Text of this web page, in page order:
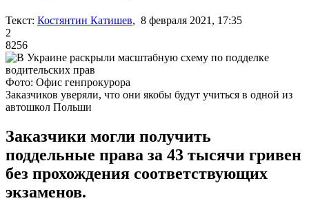
Текст: Костянтин Катишев, 8 февраля 2021, 17:35
2
8256
Фото: Офис генпрокурора
Заказчиков уверяли, что они якобы будут учиться в одной из
автошкол Польши
Заказчики могли получить
поддельные права за 43 тысячи гривен
без прохождения соответствующих
экзаменов.